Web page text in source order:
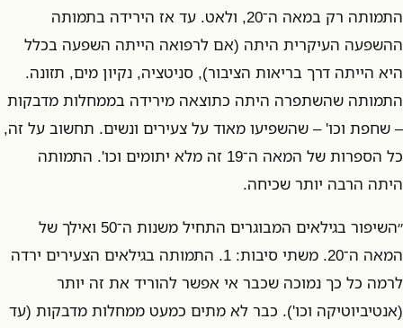
התמותה רק במאה ה־20, ולאט. עד אז הירידה בתמותה
ההשפעה העיקרית היתה (אם לרפואה הייתה השפעה בכלל
היא הייתה דרך בריאות הציבור), סניטציה, נקיון מים, תזונה.
התמותה שהשתפרה היתה כתוצאה מירידה בממחלות מדבקות
– שחפת וכו' – שהשפיעו מאוד על צעירים ונשים. תחשוב על זה,
כל הספרות של המאה ה־19 זה מלא יתומים וכו'. התמותה
היתה הרבה יותר שכיחה.
״השיפור בגילאים המבוגרים התחיל משנות ה־50 ואילך של
המאה ה־20. משתי סיבות: 1. התמותה בגילאים הצעירים ירדה
לרמה כל כך נמוכה שכבר אי אפשר להוריד את זה יותר
(אנטיביוטיקה וכו'). כבר לא מתים כמעט ממחלות מדבקות (עד